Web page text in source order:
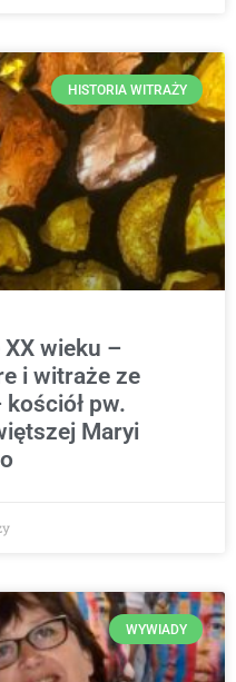
HISTORIA WITRAŻY
wieku –
i witraże ze
kościół pw.
Maryi
WYWIADY